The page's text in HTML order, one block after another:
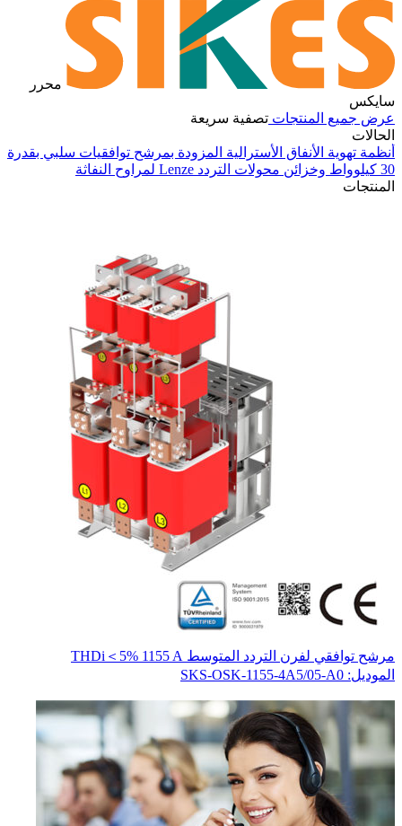
محرر
سايكس
عرض جميع المنتجات تصفية سريعة
الحالات
أنظمة تهوية الأنفاق الأسترالية المزودة بمرشح توافقيات سلبي بقدرة
30 كيلوواط وخزائن محولات التردد Lenze لمراوح النفاثة
المنتجات
مرشح توافقي لفرن التردد المتوسط THDi＜5% 1155 A
الموديل: SKS-OSK-1155-4A5/05-A0